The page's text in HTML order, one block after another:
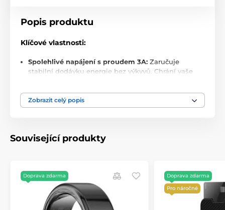
Popis produktu
Klíčové vlastnosti:
Spolehlivé napájení s proudem 3A: Zaručuje
stabilní dodávku energie bez výkyvů. Chrání vaše
Podpora Thunderbolt 3:
Užijte si bleskový přenos
zařízeními.
Univerzální kompatibilita:USB 3.0, USB-A i Type-C
konektory. Přesně to, co potřebujete pro moderní
digitální život.
Zobrazit celý popis
Související produkty
Doprava zdarma
Doprava zdarma
Pro náročné